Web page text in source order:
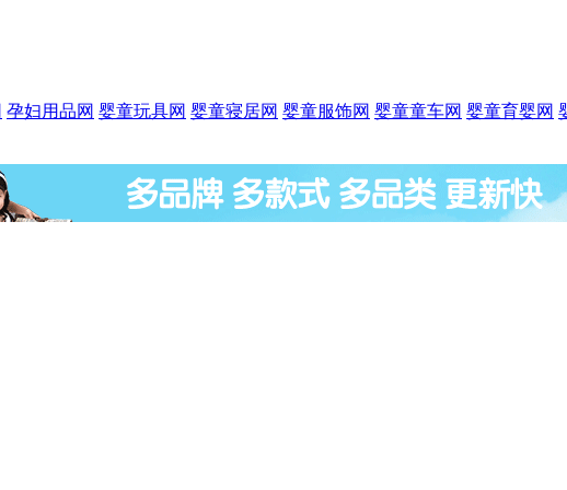
孕妇用品网 婴童玩具网 婴童寝居网 婴童服饰网 婴童童车网 婴童育婴网